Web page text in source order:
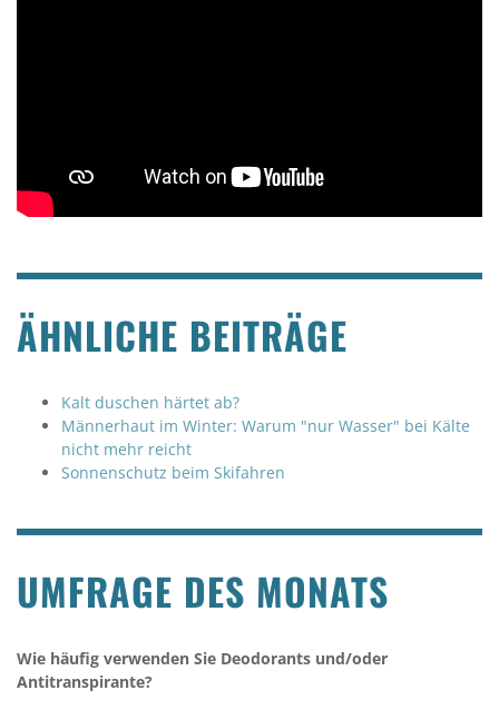
ÄHNLICHE BEITRÄGE
Kalt duschen härtet ab?
Männerhaut im Winter: Warum "nur Wasser" bei Kälte
nicht mehr reicht
Sonnenschutz beim Skifahren
UMFRAGE DES MONATS
Wie häufig verwenden Sie Deodorants und/oder
Antitranspirante?